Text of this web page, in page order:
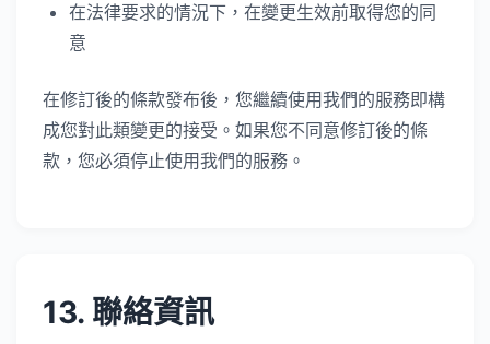
在法律要求的情況下，在變更生效前取得您的同
意
在修訂後的條款發布後，您繼續使用我們的服務即構
成您對此類變更的接受。如果您不同意修訂後的條
款，您必須停止使用我們的服務。
13. 聯絡資訊